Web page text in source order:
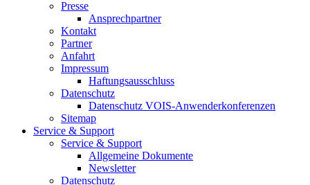
Presse
Ansprechpartner
Kontakt
Partner
Anfahrt
Impressum
Haftungsausschluss
Datenschutz
Datenschutz VOIS-Anwenderkonferenzen
Sitemap
Service & Support
Service & Support
Allgemeine Dokumente
Newsletter
Datenschutz